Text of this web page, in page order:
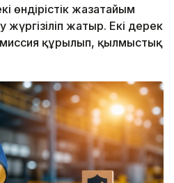
өндірістік жазатайым
жүргізіліп жатыр. Екі дерек
құрылып, қылмыстық